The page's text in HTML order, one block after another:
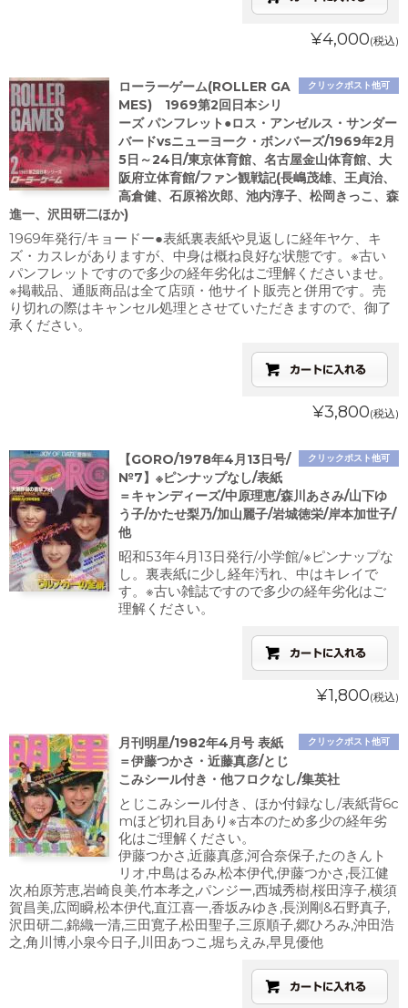
¥4,000(税込)
クリックポスト他可
ローラーゲーム(ROLLER GA
MES) 1969第2回日本シリ
ーズ パンフレット●ロス・アンゼルス・サンダー
バードvsニューヨーク・ボンバーズ/1969年2月
5日～24日/東京体育館、名古屋金山体育館、大
阪府立体育館/ファン観戦記(長嶋茂雄、王貞治、
高倉健、石原裕次郎、池内淳子、松岡きっこ、森
進一、沢田研二ほか)
1969年発行/キョードー●表紙裏表紙や見返しに経年ヤケ、キ
ズ・カスレがありますが、中身は概ね良好な状態です。※古い
パンフレットですので多少の経年劣化はご理解くださいませ。
※掲載品、通販商品は全て店頭・他サイト販売と併用です。売
り切れの際はキャンセル処理とさせていただきますので、御了
承ください。
¥3,800(税込)
クリックポスト他可
【GORO/1978年4月13日号/
№7】※ピンナップなし/表紙
＝キャンディーズ/中原理恵/森川あさみ/山下ゆ
う子/かたせ梨乃/加山麗子/岩城徳栄/岸本加世子/
他
昭和53年4月13日発行/小学館/※ピンナップな
し。裏表紙に少し経年汚れ、中はキレイで
す。※古い雑誌ですので多少の経年劣化はご
理解ください。
¥1,800(税込)
クリックポスト他可
月刊明星/1982年4月号 表紙
＝伊藤つかさ・近藤真彦/とじ
こみシール付き・他フロクなし/集英社
とじこみシール付き、ほか付録なし/表紙背6c
mほど切れ目あり※古本のため多少の経年劣
化はご理解ください。
伊藤つかさ,近藤真彦,河合奈保子,たのきんト
リオ,中島はるみ,松本伊代,伊藤つかさ,長江健
次,柏原芳恵,岩崎良美,竹本孝之,パンジー,西城秀樹,桜田淳子,横須
賀昌美,広岡瞬,松本伊代,直江喜一,香坂みゆき,長渕剛&石野真子,
沢田研二,錦織一清,三田寛子,松田聖子,三原順子,郷ひろみ,沖田浩
之,角川博,小泉今日子,川田あつこ,堀ちえみ,早見優他